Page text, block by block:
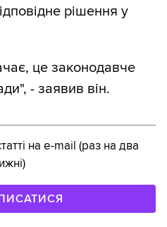
рішення у
це законодавче
- заявив він.
на e-mail (раз на два